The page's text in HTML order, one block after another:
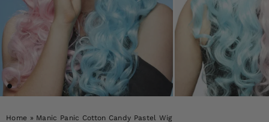
Home » Manic Panic Cotton Candy Pastel Wig